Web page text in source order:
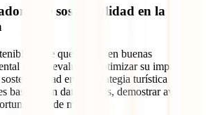
de sostenibilidad en la
no se quede solo en buenas
medir, evaluar y optimizar su impacto.
en tu estrategia turística te
basadas en datos reales, demostrar avances
de mejora.